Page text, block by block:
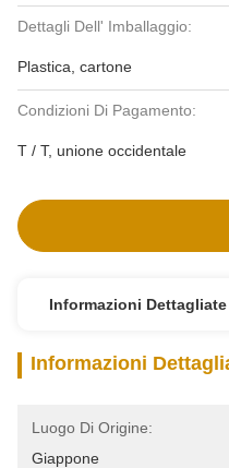
Dettagli Dell' Imballaggio:
Plastica, cartone
Condizioni Di Pagamento:
T / T, unione occidentale
Informazioni Dettagliate
Informazioni
Luogo Di Origine:
Giappone